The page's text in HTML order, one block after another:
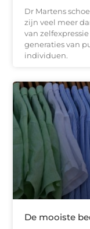
Dr Martens
zijn veel meer
van
generaties van
individuen.
De mooiste